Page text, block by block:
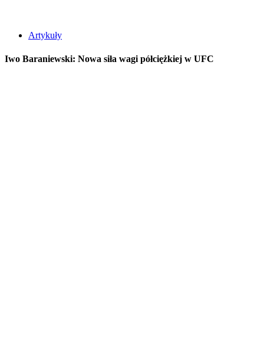
Artykuły
Iwo Baraniewski: Nowa siła wagi półciężkiej w UFC